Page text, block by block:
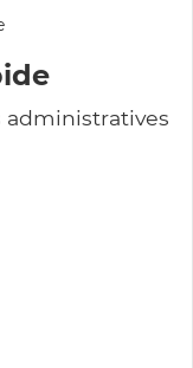
administratives